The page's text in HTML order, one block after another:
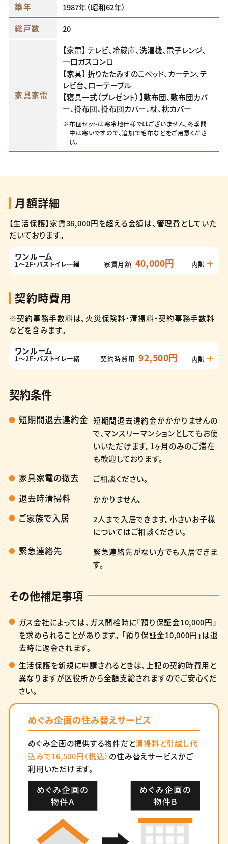
築年
1987年（昭和62年）
総戸数
20
家具家電
【家電】 テレビ、冷蔵庫、洗濯機、電子レンジ、
一口ガスコンロ
【家具】 折りたたみすのこベッド、カーテン、テ
レビ台、ローテーブル
【寝具一式（プレゼント）】敷布団、敷布団カバ
ー、掛布団、掛布団カバー、枕、枕カバー
※布団セットは寒冷地仕様ではございません。冬季間
中は寒いですので、追加で毛布などをご用意くださ
い。
月額詳細
【生活保護】家賃36,000円を超える金額は、管理費としていた
だいております。
ワンルーム
1～2F・バストイレ一緒 家賃月額 40,000円 内訳
電気、ガスは、それぞれ電力会社、ガス会社との直接契約です。
契約時費用
※契約事務手数料は、火災保険料・清掃料・契約事務手数料
などを含みます。
ワンルーム
1～2F・バストイレ一緒 契約時費用 92,500円 内訳
（内訳2）事務手数料 50,000円
→入居月の日割り家賃についてはこちら
契約条件
短期間退去違約金 短期間退去違約金がかかりませんの
で、マンスリーマンションとしてもお使
いいただけます。1ヶ月のみのご滞在
も歓迎しております。
家具家電の撤去 ご相談ください。
退去時清掃料 かかりません。
ご家族で入居
2人まで入居できます。小さいお子様
についてはご相談ください。
緊急連絡先
緊急連絡先がない方でも入居できま
す。
その他補足事項
ガス会社によっては、ガス開栓時に「預り保証金10,000円」
を求められることがあります。 「預り保証金10,000円」は退
去時に返金されます。
生活保護を新規に申請されるときは、上記の契約時費用と
異なりますが区役所から全額支給されますのでご安心くだ
さい。
めぐみ企画の住み替えサービス
めぐみ企画の提供する物件だと清掃料と引越し代
込みで16,500円（税込） の住み替えサービスがご
利用いただけます。